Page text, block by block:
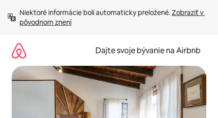
obsah.
Niektoré informácie boli automaticky preložené. Zobraziť v
pôvodnom znení
Dajte svoje bývanie na Airbnb